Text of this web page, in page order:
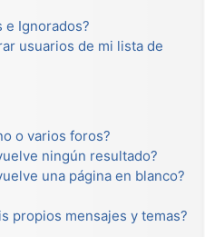
e Ignorados?
usuarios de mi lista de
o varios foros?
ningún resultado?
una página en blanco?
propios mensajes y temas?